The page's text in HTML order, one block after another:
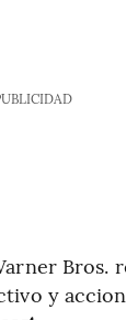
Bros.
y